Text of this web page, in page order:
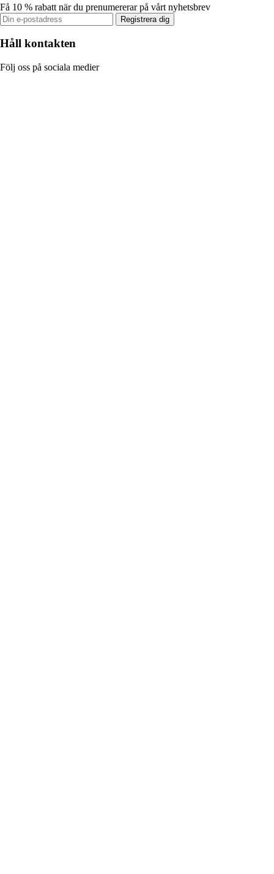
Få 10 % rabatt när du prenumererar på vårt nyhetsbrev
Registrera dig
Håll kontakten
Följ oss på sociala medier